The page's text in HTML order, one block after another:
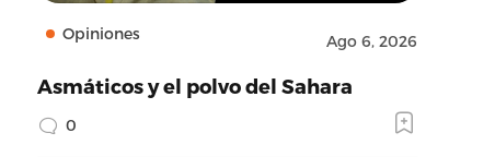
Opiniones Ago 6, 2026
Asmáticos y el polvo del Sahara
0